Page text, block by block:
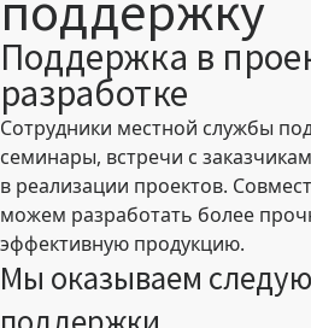
поддержку
Поддержка в
разработке
Сотрудники местной службы
семинары, встречи с
в реализации проектов.
можем разработать более
эффективную продукцию.
Мы оказываем